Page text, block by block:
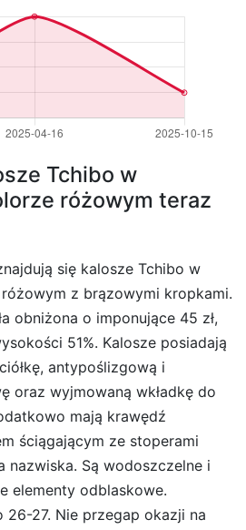
Tchibo w
różowym teraz
się kalosze Tchibo w
z brązowymi kropkami.
obniżona o imponujące 45 zł,
51%. Kalosze posiadają
antypoślizgową i
oraz wyjmowaną wkładkę do
mają krawędź
ściągającym ze stoperami
nazwiska. Są wodoszczelne i
elementy odblaskowe.
27. Nie przegap okazji na